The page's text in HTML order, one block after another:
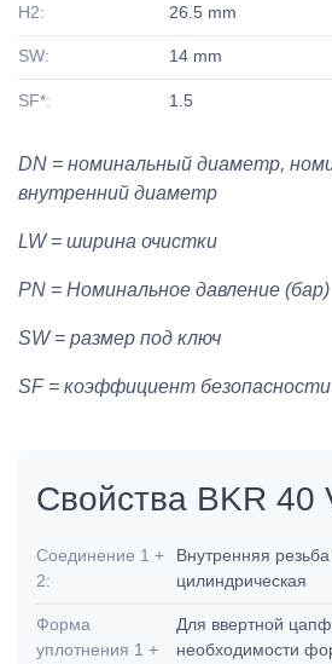
H2: 26.5 mm
SW: 14 mm
SF*: 1.5
DN = номинальный диаметр,
внутренний диаметр
LW = ширина очистки
PN = Номинальное давление (бар)
SW = размер под ключ
SF = коэффициент безопасности
Свойства BKR 40
Соединение 1 +
2:
Внутренняя резьба
цилиндрическая
Форма
уплотнения 1 +
Для ввертной
необходимости